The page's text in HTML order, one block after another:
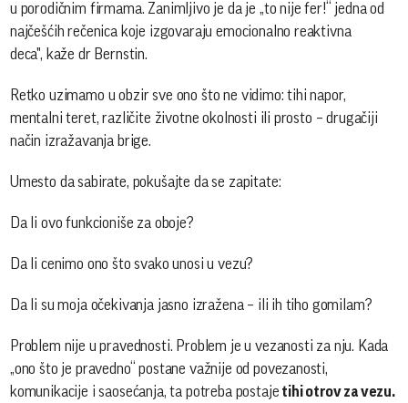
u porodičnim firmama. Zanimljivo je da je „to nije fer!“ jedna od
najčešćih rečenica koje izgovaraju emocionalno reaktivna
deca", kaže dr Bernstin.
Retko uzimamo u obzir sve ono što ne vidimo: tihi napor,
mentalni teret, različite životne okolnosti ili prosto – drugačiji
način izražavanja brige.
Umesto da sabirate, pokušajte da se zapitate:
Da li ovo funkcioniše za oboje?
Da li cenimo ono što svako unosi u vezu?
Da li su moja očekivanja jasno izražena – ili ih tiho gomilam?
Problem nije u pravednosti. Problem je u vezanosti za nju. Kada
„ono što je pravedno“ postane važnije od povezanosti,
komunikacije i saosećanja, ta potreba postaje tihi otrov za vezu.